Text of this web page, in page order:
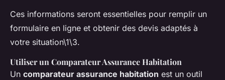
Ces informations seront essentielles pour remplir un
formulaire en ligne et obtenir des devis adaptés à
votre situation\1\3.
Utiliser un Comparateur Assurance Habitation
Un comparateur assurance habitation est un outil